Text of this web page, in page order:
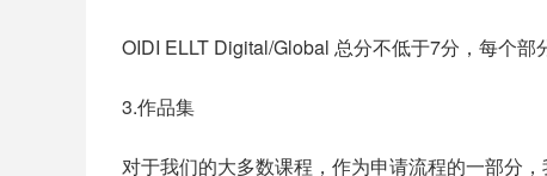
OIDI ELLT Digital/Global 总分不低于7分，每个部
3.作品集
对于我们的大多数课程，作为申请流程的一部分